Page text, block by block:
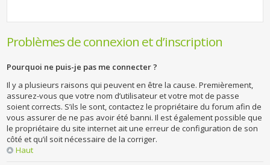
Problèmes de connexion et d’inscription
Pourquoi ne puis-je pas me connecter ?
Il y a plusieurs raisons qui peuvent en être la cause. Premièrement,
assurez-vous que votre nom d’utilisateur et votre mot de passe
soient corrects. S’ils le sont, contactez le propriétaire du forum afin de
vous assurer de ne pas avoir été banni. Il est également possible que
le propriétaire du site internet ait une erreur de configuration de son
côté et qu’il soit nécessaire de la corriger.
Haut